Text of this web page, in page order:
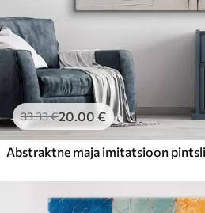
33.33€20.00 €